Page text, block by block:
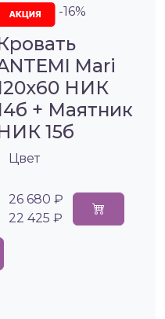
-16%
Mari
НИК
+ Маятник
15б
Цвет
26 680 ₽
22 425 ₽